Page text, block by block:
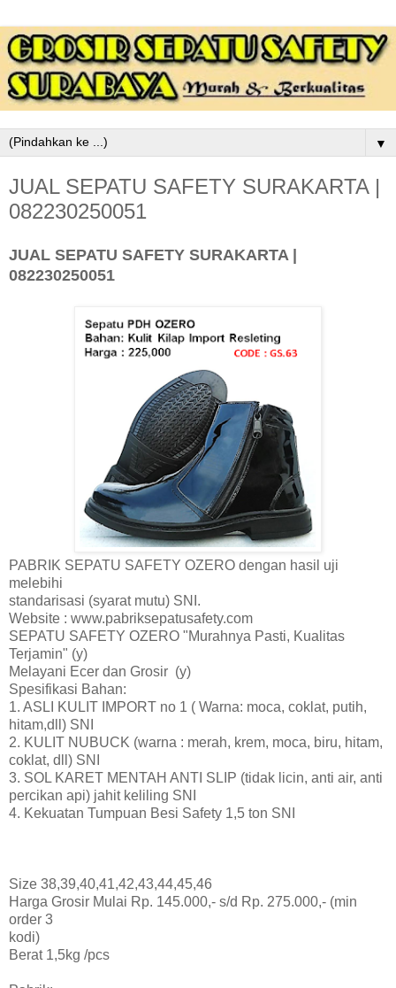
▼
JUAL SEPATU SAFETY SURAKARTA |
082230250051
JUAL SEPATU SAFETY SURAKARTA |
082230250051
PABRIK SEPATU SAFETY OZERO dengan hasil uji
melebihi
standarisasi (syarat mutu) SNI.
Website : www.pabriksepatusafety.com
SEPATU SAFETY OZERO "Murahnya Pasti, Kualitas
Terjamin" (y)
Melayani Ecer dan Grosir (y)
Spesifikasi Bahan:
1. ASLI KULIT IMPORT no 1 ( Warna: moca, coklat, putih,
hitam,dll) SNI
2. KULIT NUBUCK (warna : merah, krem, moca, biru, hitam,
coklat, dll) SNI
3. SOL KARET MENTAH ANTI SLIP (tidak licin, anti air, anti
percikan api) jahit keliling SNI
4. Kekuatan Tumpuan Besi Safety 1,5 ton SNI
Size 38,39,40,41,42,43,44,45,46
Harga Grosir Mulai Rp. 145.000,- s/d Rp. 275.000,- (min
order 3
kodi)
Berat 1,5kg /pcs